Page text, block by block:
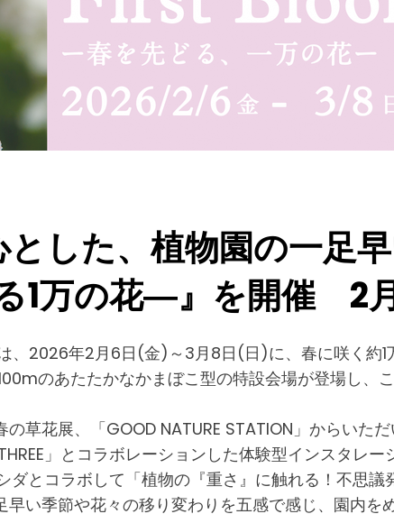
した、植物園の一足
1万の花―』を開催 2
、2026年2月6日(金)～3月8日(日)に、春に咲く
のあたたかなかまぼこ型の特設会場が登場し、
草花展、「GOOD NATURE STATION」からいた
」とコラボレーションした体験型インスタレ
ダとコラボして「植物の『重さ』に触れる！不思
早い季節や花々の移り変わりを五感で感じ、園内